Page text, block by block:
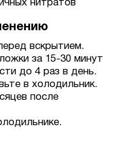
нитратов
вскрытием.
за 15-30 минут
до 4 раз в день.
в холодильник.
после